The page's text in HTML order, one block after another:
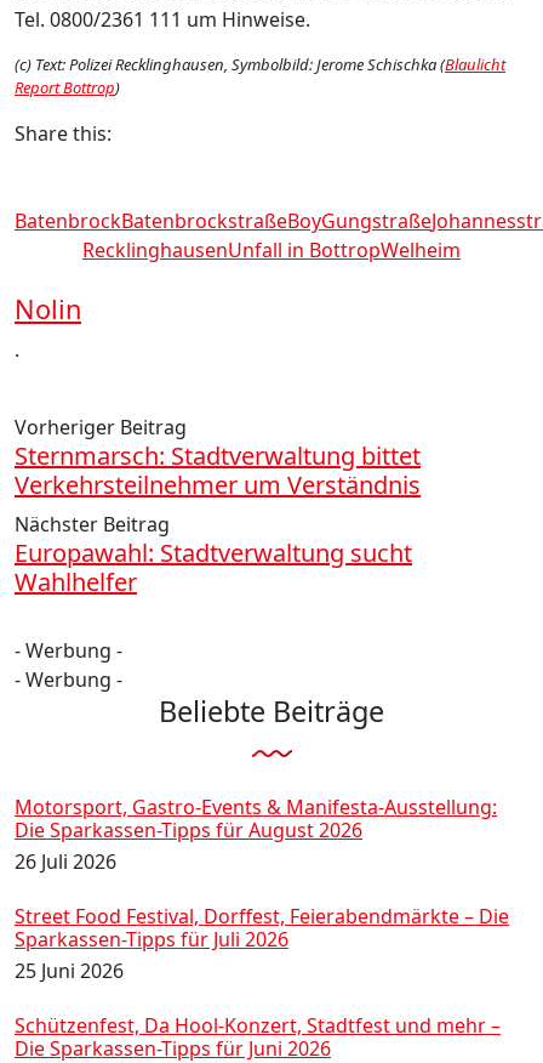
Tel. 0800/2361 111 um Hinweise.
(c) Text: Polizei Recklinghausen, Symbolbild: Jerome Schischka (Blaulicht
Report Bottrop)
Share this:
BatenbrockBatenbrockstraßeBoyGungstraße
RecklinghausenUnfall in BottropWelheim
Nolin
.
Vorheriger Beitrag
Sternmarsch: Stadtverwaltung bittet
Verkehrsteilnehmer um Verständnis
Nächster Beitrag
Europawahl: Stadtverwaltung sucht
Wahlhelfer
- Werbung -
- Werbung -
Beliebte Beiträge
Motorsport, Gastro-Events & Manifesta-Ausstellung:
Die Sparkassen-Tipps für August 2026
26 Juli 2026
Street Food Festival, Dorffest, Feierabendmärkte – Die
Sparkassen-Tipps für Juli 2026
25 Juni 2026
Schützenfest, Da Hool-Konzert, Stadtfest und mehr –
Die Sparkassen-Tipps für Juni 2026